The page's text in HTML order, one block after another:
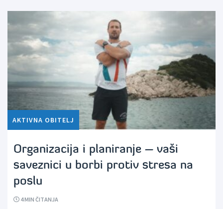
AKTIVNA OBITELJ
Organizacija i planiranje – vaši
saveznici u borbi protiv stresa na
poslu
4MIN ČITANJA